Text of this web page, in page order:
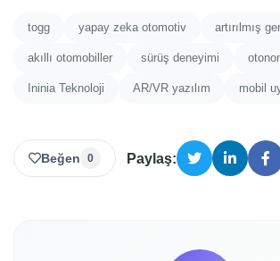
togg yapay zeka otomotiv artırılmış
akıllı otomobiller sürüş deneyimi
Ininia Teknoloji AR/VR yazılım mobil
Beğen 0 Paylaş: